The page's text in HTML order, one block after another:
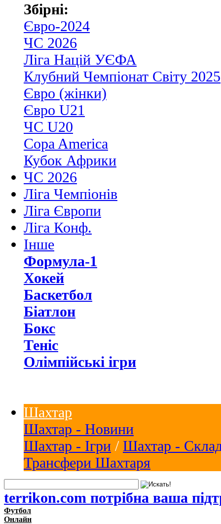
Збірні:
Євро-2024
ЧС 2026
Ліга Націй УЄФА
Клубний Чемпіонат Світу 2025
Євро (жінки)
Євро U21
ЧС U20
Copa America
Кубок Африки
ЧС 2026
Ліга Чемпіонів
Ліга Європи
Ліга Конф.
Інше
Формула-1
Хокей
Баскетбол
Біатлон
Бокс
Теніс
Олімпійські ігри
Шахтар
Шахтар - Новини
Шахтар - Ігри / Шахтар -
Трансфери Шахтаря
terrikon.com потрібна ваша
Футбол
Онлайн